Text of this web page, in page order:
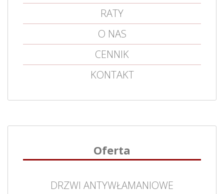
RATY
O NAS
CENNIK
KONTAKT
Oferta
DRZWI ANTYWŁAMANIOWE